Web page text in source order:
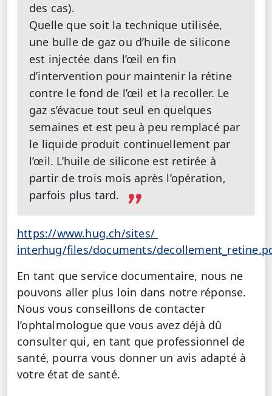
des cas).
Quelle que soit la technique utilisée,
une bulle de gaz ou d’huile de silicone
est injectée dans l’œil en fin
d’intervention pour maintenir la rétine
contre le fond de l’œil et la recoller. Le
gaz s’évacue tout seul en quelques
semaines et est peu à peu remplacé par
le liquide produit continuellement par
l’œil. L’huile de silicone est retirée à
partir de trois mois après l’opération,
parfois plus tard.
https://www.hug.ch/sites/
interhug/files/documents/
En tant que service documentaire, nous ne
pouvons aller plus loin dans notre réponse.
Nous vous conseillons de contacter
l’ophtalmologue que vous avez déjà dû
consulter qui, en tant que professionnel de
santé, pourra vous donner un avis adapté à
votre état de santé.